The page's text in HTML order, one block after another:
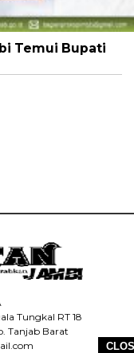
Temui Bupati
Tungkal RT 18
Tanjab Barat